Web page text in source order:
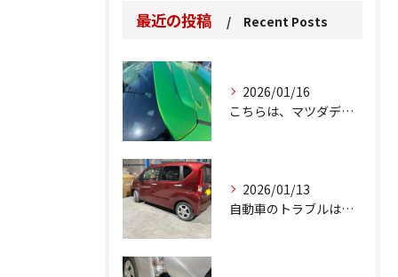
最近の投稿 Recent Posts
2026/01/16
こちらは、マツダデミオのゲートのルーフスポイラーで、経年劣化...
2026/01/13
自動車のトラブルは、日常生活において避けられない出来事の一つ...